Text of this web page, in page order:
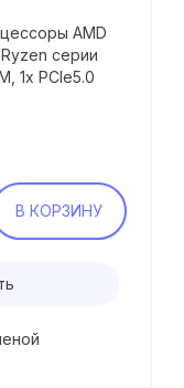
AMD
серии
1x PCIe5.0
В КОРЗИНУ